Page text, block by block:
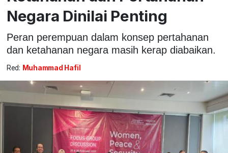
Negara Dinilai Penting
Peran perempuan dalam konsep pertahanan
dan ketahanan negara masih kerap diabaikan.
Red: Muhammad Hafil